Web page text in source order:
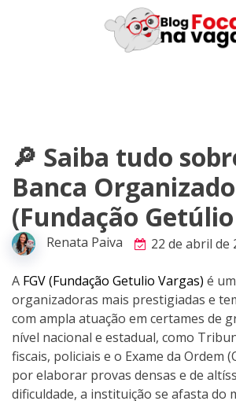
🔎 Saiba tudo
Banca
(Fundação
Renata Paiva 22 de abril de
A FGV (Fundação Getulio Vargas) é
organizadoras mais prestigiadas e
com ampla atuação em certames de
nível nacional e estadual, como
fiscais, policiais e o Exame da Ordem
por elaborar provas densas e de
dificuldade, a instituição se afasta do